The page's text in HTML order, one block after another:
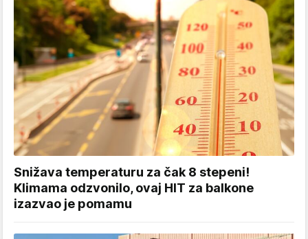
Snižava temperaturu za čak 8 stepeni!
Klimama odzvonilo, ovaj HIT za balkone
izazvao je pomamu